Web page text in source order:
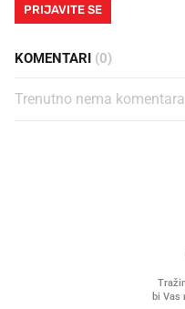
PRIJAVITE SE
KOMENTARI (0)
Trenutno nema komentara.